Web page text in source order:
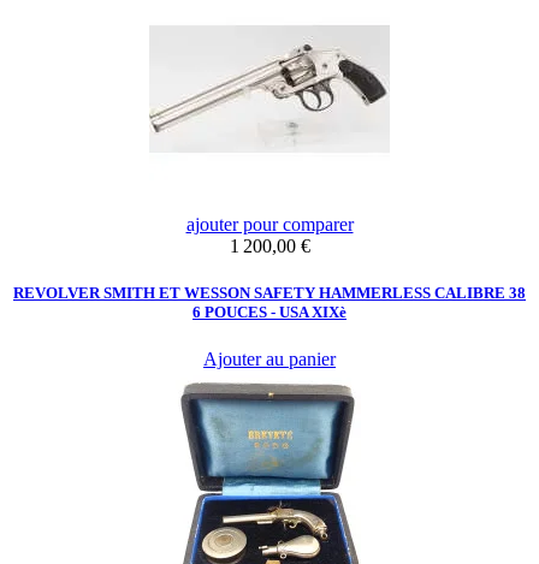
ajouter pour comparer
Prix
1 200,00 €
REVOLVER SMITH ET WESSON SAFETY HAMMERLESS CALIBRE 38
6 POUCES - USA XIXè
Ajouter au panier